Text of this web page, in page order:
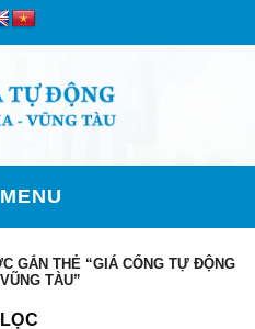
MENU
GẮN THẺ “GIÁ CỔNG TỰ ĐỘNG
TÀU”
LỌC